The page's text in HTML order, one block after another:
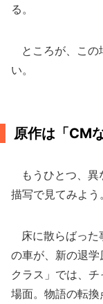
る。
ところが、この
い。
原作は「CM
もうひとつ、異
描写で見てみよう。
床に散らばった
の車が、新の退
クラス」では、
場面。物語の転換